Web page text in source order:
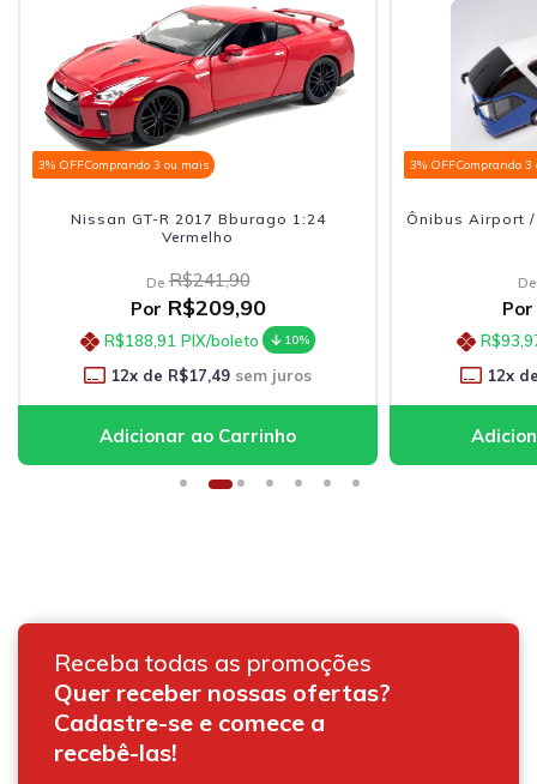
3% OFFComprando 3 ou mais
Nissan GT-R 2017 Bburago 1:24
Vermelho
De R$241,90
Por R$209,90
R$188,91 PIX/boleto 10%
12x de R$17,49 sem juros
3% OFFComprando 3
Ônibus Airport /
De
Por
12x
Receba todas as promoções
Quer receber nossas ofertas?
Cadastre-se e comece a
recebê-las!